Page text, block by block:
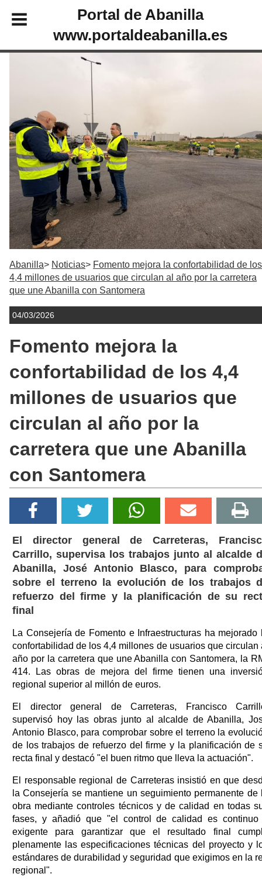
Portal de Abanilla
www.portaldeabanilla.es
Abanilla Noticias
Fomento mejora la confortabilidad de los
4,4 millones de usuarios que circulan al año por la carretera
que une Abanilla con Santomera
04/03/2026
Fomento mejora la
confortabilidad de los 4,4
millones de usuarios que
circulan al año por la
carretera que une Abanilla
con Santomera
El director general de Carreteras,
Carrillo, supervisa los trabajos junto al alcalde
Abanilla, José Antonio Blasco, para
sobre el terreno la evolución de los trabajos
refuerzo del firme y la planificación de su
final
La Consejería de Fomento e Infraestructuras ha mejorado
confortabilidad de los 4,4 millones de usuarios que circulan
año por la carretera que une Abanilla con Santomera, la
414. Las obras de mejora del firme tienen una
regional superior al millón de euros.
El director general de Carreteras, Francisco
supervisó hoy las obras junto al alcalde de Abanilla,
Antonio Blasco, para comprobar sobre el terreno la
de los trabajos de refuerzo del firme y la planificación de
recta final y destacó "el buen ritmo que lleva la actuación".
El responsable regional de Carreteras insistió en que
la Consejería se mantiene un seguimiento permanente de
obra mediante controles técnicos y de calidad en todas
fases, y añadió que "el control de calidad es continuo
exigente para garantizar que el resultado final
plenamente las especificaciones técnicas del proyecto y
estándares de durabilidad y seguridad que exigimos en la
regional".